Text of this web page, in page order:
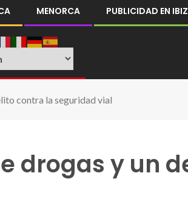
MENORCA PUBLICIDAD EN
contra la seguridad vial
drogas y un